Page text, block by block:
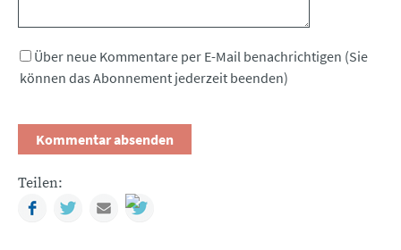
Über neue Kommentare per E-Mail benachrichtigen (Sie
können das Abonnement jederzeit beenden)
Teilen:
FacebookTwitterMail